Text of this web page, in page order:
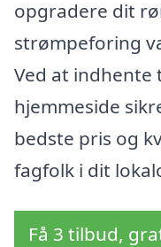
opgradere dit
strømpeforing
Ved at indhente
hjemmeside
bedste pris og
fagfolk i dit
Få 3 tilbud,